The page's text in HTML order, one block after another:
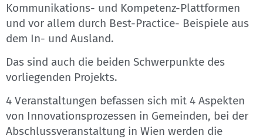
Kommunikations- und Kompetenz-Plattformen
und vor allem durch Best-Practice- Beispiele aus
dem In- und Ausland.
Das sind auch die beiden Schwerpunkte des
vorliegenden Projekts.
4 Veranstaltungen befassen sich mit 4 Aspekten
von Innovationsprozessen in Gemeinden, bei der
Abschlussveranstaltung in Wien werden die